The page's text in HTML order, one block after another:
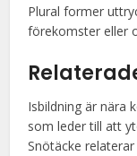
Plural former
förekomster eller
Isbildning är nära
som leder till att
Snötäcke